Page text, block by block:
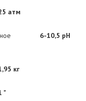
атм
6-10,5 pH
кг
"